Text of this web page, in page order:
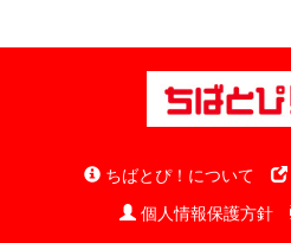
ちばとぴ！について
個人情報保護方針